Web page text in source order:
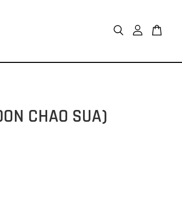
CHAO SUA)